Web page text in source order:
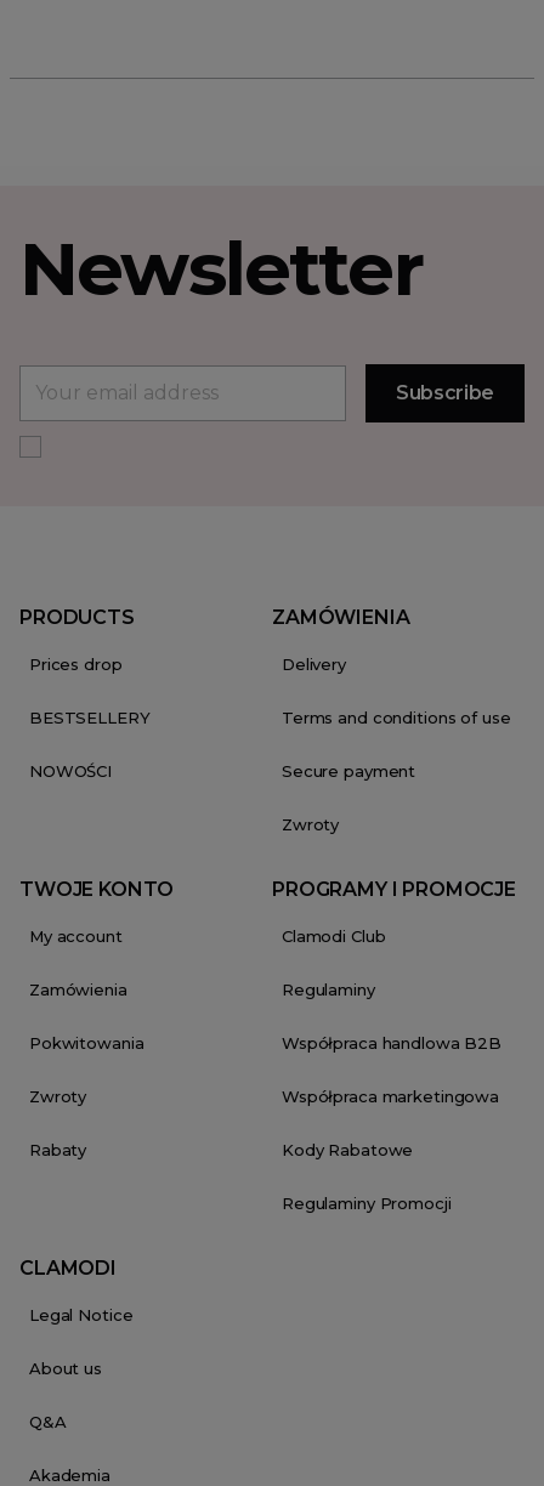
Newsletter
PRODUCTS
Prices drop
BESTSELLERY
NOWOŚCI
ZAMÓWIENIA
Delivery
Terms and conditions of use
Secure payment
Zwroty
TWOJE KONTO
My account
Zamówienia
Pokwitowania
Zwroty
Rabaty
PROGRAMY I PROMOCJE
Clamodi Club
Regulaminy
Współpraca handlowa B2B
Współpraca marketingowa
Kody Rabatowe
Regulaminy Promocji
CLAMODI
Legal Notice
About us
Q&A
Akademia